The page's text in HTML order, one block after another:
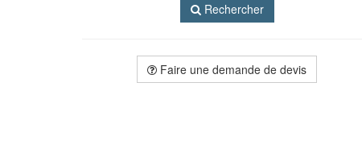
Rechercher
Faire une demande de devis